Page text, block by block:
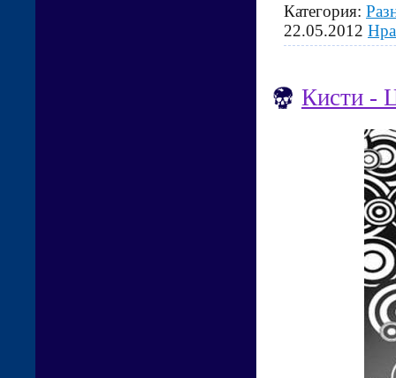
Категория:
22.05.2012
Кисти -